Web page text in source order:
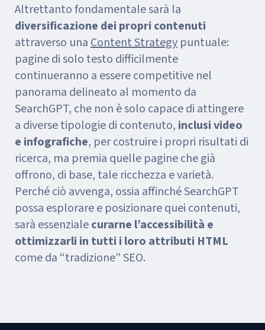
Altrettanto fondamentale sarà la
diversificazione dei propri contenuti
attraverso unaContent Strategy puntuale:
pagine di solo testo difficilmente
continueranno a essere competitive nel
panorama delineato al momento da
SearchGPT, che non è solo capace di attingere
a diverse tipologie di contenuto, inclusi video
e infografiche, per costruire i propri risultati di
ricerca, ma premia quelle pagine che già
offrono, di base, tale ricchezza e varietà.
Perché ciò avvenga, ossia affinché SearchGPT
possa esplorare e posizionare quei contenuti,
sarà essenzialecurarne l’accessibilità e
ottimizzarli in tutti i loro attributi HTML
come da “tradizione” SEO.